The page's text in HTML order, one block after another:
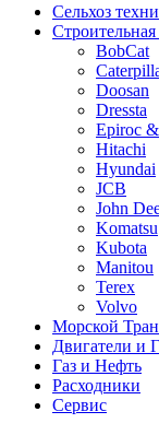
Сельхоз
BobCat
Doosan
Dressta
Epiroc
Hitachi
Hyundai
JCB
John
Komatsu
Kubota
Manitou
Terex
Volvo
Морской
Двигатели и
Газ и Нефть
Расходники
Сервис